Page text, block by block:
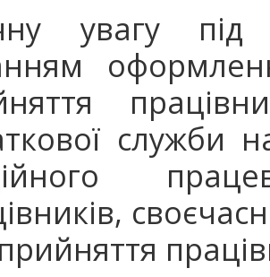
увагу під
служби